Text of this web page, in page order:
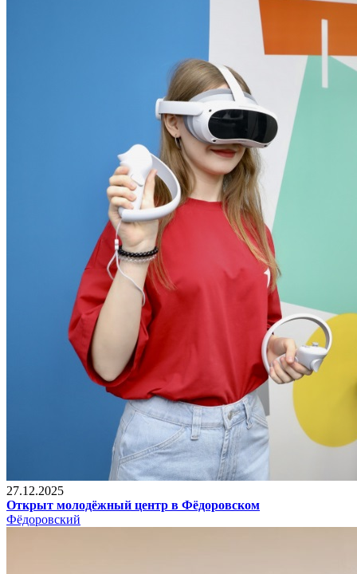
27.12.2025
Открыт молодёжный центр в Фёдоровском
Фёдоровский